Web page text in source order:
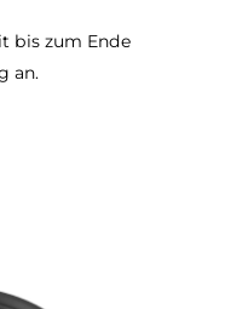
bis zum Ende
an.